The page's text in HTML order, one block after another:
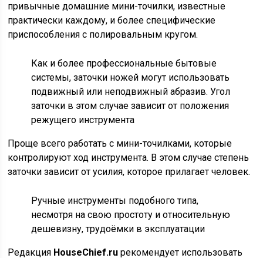
привычные домашние мини-точилки, известные
практически каждому, и более специфические
приспособления с полировальным кругом.
Как и более профессиональные бытовые
системы, заточки ножей могут использовать
подвижный или неподвижный абразив. Угол
заточки в этом случае зависит от положения
режущего инструмента
Проще всего работать с мини-точилками, которые
контролируют ход инструмента. В этом случае степень
заточки зависит от усилия, которое прилагает человек.
Ручные инструменты подобного типа,
несмотря на свою простоту и относительную
дешевизну, трудоёмки в эксплуатации
Редакция HouseChief.ru рекомендует использовать